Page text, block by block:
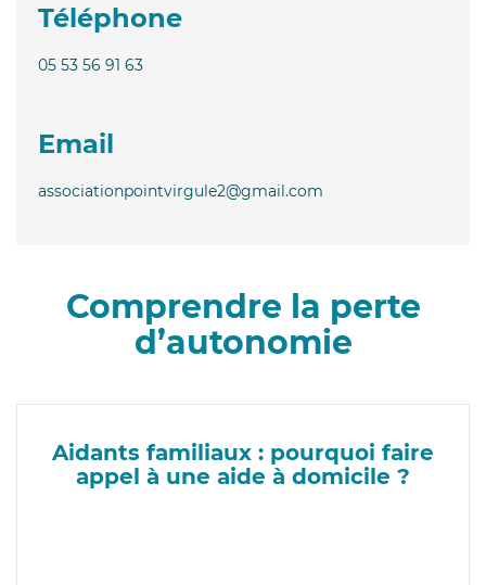
Téléphone
05 53 56 91 63
Email
associationpointvirgule2@gmail.com
Comprendre la perte
d’autonomie
Aidants familiaux : pourquoi faire
appel à une aide à domicile ?